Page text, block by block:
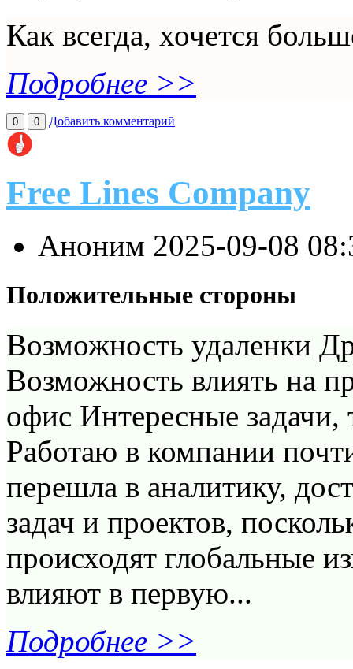
Как всегда, хочется
Подробнее >>
0 0 Добавить комментарий
Free Lines Company
Аноним 2025-09-08
Положительные стороны
Возможность удаленки
Возможность влиять на
офис Интересные задачи,
Работаю в компании
перешла в аналитику,
задач и проектов,
происходят глобальные
влияют в первую...
Подробнее >>